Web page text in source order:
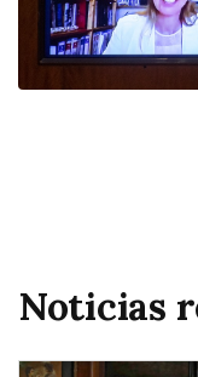
Noticias